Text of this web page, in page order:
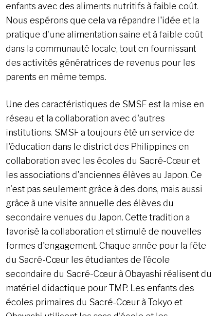
enfants avec des aliments nutritifs à faible coût.
Nous espérons que cela va répandre l'idée et la
pratique d'une alimentation saine et à faible coût
dans la communauté locale, tout en fournissant
des activités génératrices de revenus pour les
parents en même temps.
Une des caractéristiques de SMSF est la mise en
réseau et la collaboration avec d'autres
institutions. SMSF a toujours été un service de
l'éducation dans le district des Philippines en
collaboration avec les écoles du Sacré-Cœur et
les associations d'anciennes élèves au Japon. Ce
n'est pas seulement grâce à des dons, mais aussi
grâce à une visite annuelle des élèves du
secondaire venues du Japon. Cette tradition a
favorisé la collaboration et stimulé de nouvelles
formes d'engagement. Chaque année pour la fête
du Sacré-Cœur les étudiantes de l’école
secondaire du Sacré-Cœur à Obayashi réalisent du
matériel didactique pour TMP. Les enfants des
écoles primaires du Sacré-Cœur à Tokyo et